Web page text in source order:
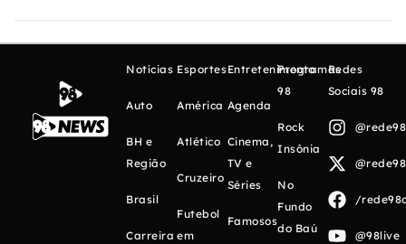
Notícias
Auto
BH e
Região
Brasil
Carreira
Esportes
América
Atlético
Cruzeiro
Futebol
em
Entretenimento
Agenda
Cinema,
TV e
Séries
Famosos
Programas
98
Rock
Insônia
No
Fundo
do Baú
Redes
Sociais 98
/
@98live